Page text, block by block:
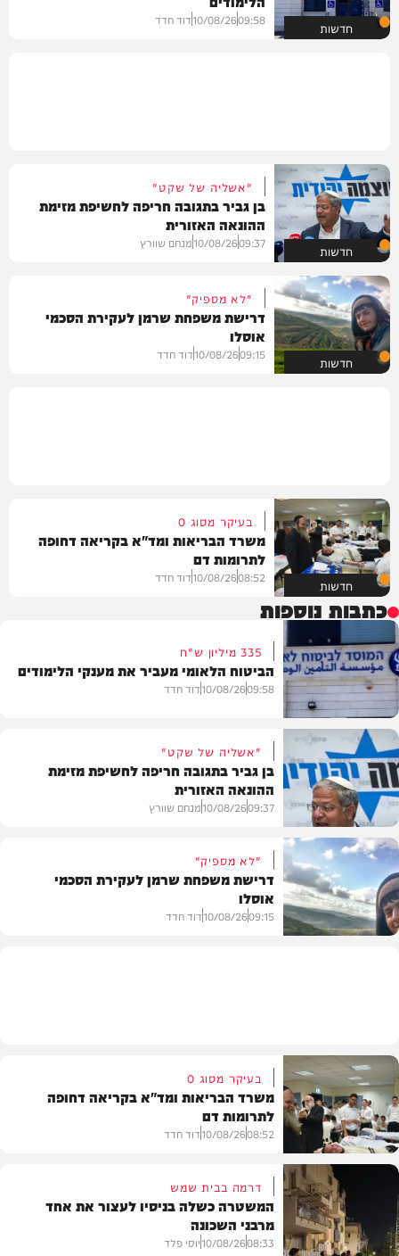
חדשות 09:58
10/08/26דוד חדד
חדשות
"אשליה של שקט"
בן גביר בתגובה חריפה לחשיפת מזימת
ההונאה האזורית
09:37
10/08/26מנחם שוורץ
חדשות
"לא מספיק"
דרישת משפחת שרמן לעקירת הסכמי
אוסלו
09:15
10/08/26דוד חדד
חדשות
בעיקר מסוג O
משרד הבריאות ומד"א בקריאה דחופה
לתרומות דם
08:52
10/08/26דוד חדד
כתבות נוספות
חדשות
335 מיליון ש"ח
הביטוח הלאומי מעביר את מענקי הלימודים
09:58
10/08/26דוד חדד
חדשות
"אשליה של שקט"
בן גביר בתגובה חריפה לחשיפת מזימת
ההונאה האזורית
09:37
10/08/26מנחם שוורץ
"לא מספיק"
דרישת משפחת שרמן לעקירת הסכמי
אוסלו
09:15
10/08/26דוד חדד
חדשות
בעיקר מסוג O
משרד הבריאות ומד"א בקריאה דחופה
לתרומות דם
08:52
10/08/26דוד חדד
דרמה בבית שמש
המשטרה כשלה בניסיו לעצור את אחד
מרבני השכונה
08:33
10/08/26יוסי פלד